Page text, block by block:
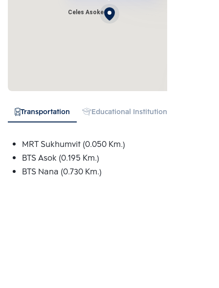
Celes Asoke
Transportation Educational Institution
MRT Sukhumvit (0.050 Km.)
BTS Asok (0.195 Km.)
BTS Nana (0.730 Km.)